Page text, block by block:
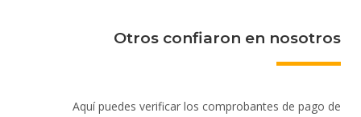
Otros confiaron en nosotros
Aquí puedes verificar los comprobantes de pago de